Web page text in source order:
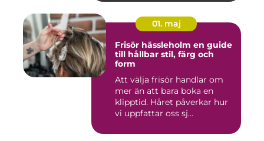
01. maj
Frisör hässleholm en guide
till hållbar stil, färg och
form
Att välja frisör handlar om
mer än att bara boka en
klipptid. Håret påverkar hur
vi uppfattar oss sj...